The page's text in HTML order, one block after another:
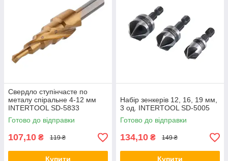
Свердло ступінчасте по
металу спіральне 4-12 мм
INTERTOOL SD-5833
Готово до відправки
107,10 ₴ 119 ₴
Купити
Набір зенкерів 12, 16, 19 мм,
3 од. INTERTOOL SD-5005
Готово до відправки
134,10 ₴ 149 ₴
Купити